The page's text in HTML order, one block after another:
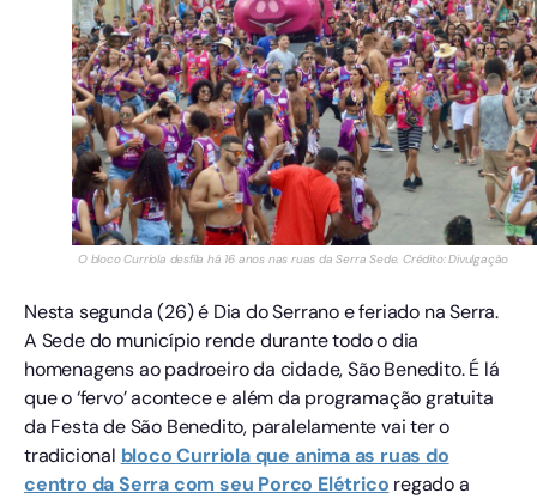
O bloco Curriola desfila há 16 anos nas ruas da Serra Sede. Crédito: Divulgação
Nesta segunda (26) é Dia do Serrano e feriado na Serra.
A Sede do município rende durante todo o dia
homenagens ao padroeiro da cidade, São Benedito. É lá
que o ‘fervo’ acontece e além da programação gratuita
da Festa de São Benedito, paralelamente vai ter o
tradicional bloco Curriola que anima as ruas do
centro da Serra com seu Porco Elétrico regado a